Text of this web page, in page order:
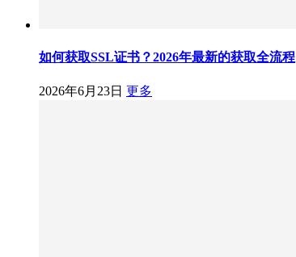
如何获取SSL证书？2026年最新的获取全流程
2026年6月23日 更多